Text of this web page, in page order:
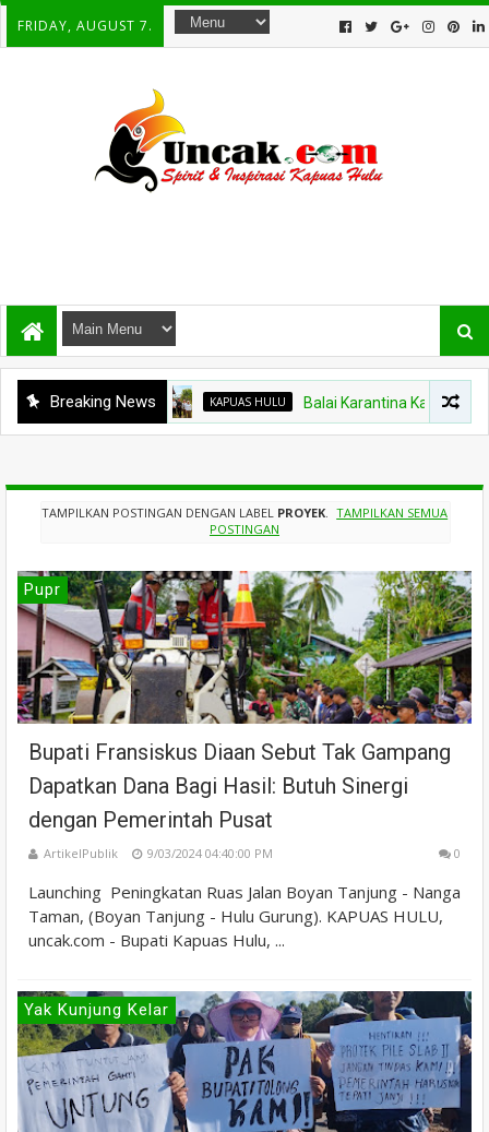
FRIDAY, AUGUST 7.
Breaking News KAPUAS HULU Balai Karantina Kalbar Tinjau
TAMPILKAN POSTINGAN DENGAN LABEL PROYEK. TAMPILKAN SEMUA
POSTINGAN
Pupr
Bupati Fransiskus Diaan Sebut Tak Gampang
Dapatkan Dana Bagi Hasil: Butuh Sinergi
dengan Pemerintah Pusat
ArtikelPublik 9/03/2024 04:40:00 PM 0
Launching Peningkatan Ruas Jalan Boyan Tanjung - Nanga
Taman, (Boyan Tanjung - Hulu Gurung). KAPUAS HULU,
uncak.com - Bupati Kapuas Hulu, ...
Yak Kunjung Kelar